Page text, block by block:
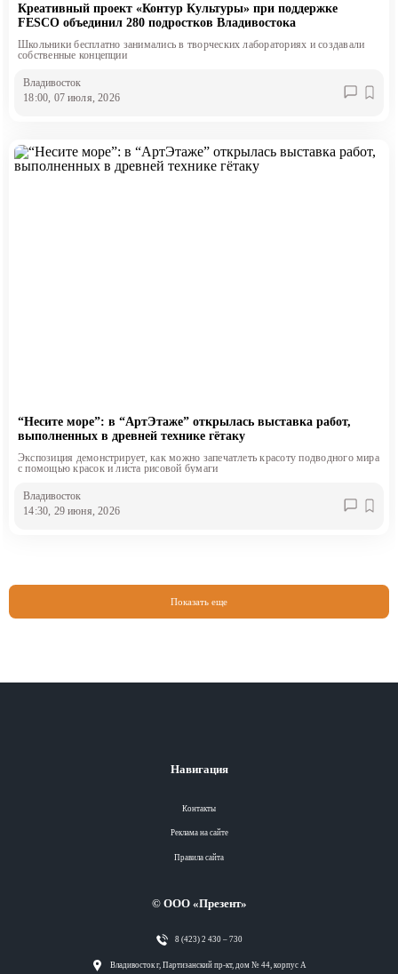
Креативный проект «Контур Культуры» при поддержке
FESCO объединил 280 подростков Владивостока
Школьники бесплатно занимались в творческих лабораториях и создавали
собственные концепции
Владивосток
18:00, 07 июля, 2026
“Несите море”: в “АртЭтаже” открылась выставка работ,
выполненных в древней технике гётаку
Экспозиция демонстрирует, как можно запечатлеть красоту подводного мира
с помощью красок и листа рисовой бумаги
Владивосток
14:30, 29 июня, 2026
Показать еще
Навигация
Контакты
Реклама на сайте
Правила сайта
© ООО «Презент»
8 (423) 2 430 – 730
Владивосток г, Партизанский пр-кт, дом № 44, корпус А